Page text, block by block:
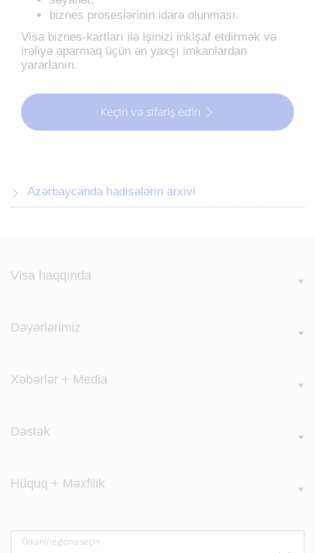
biznes proseslərinin idarə olunması.
Visa biznes-kartları ilə işinizi inkişaf etdirmək və
irəliyə aparmaq üçün ən yaxşı imkanlardan
yararlanın.
Keçin və sifariş edin
Azərbaycanda hadisələrin arxivi
Visa haqqında
Dəyərlərimiz
Xəbərlər + Media
Dəstək
Hüquq + Məxfilik
Ölkəni/regionu seçin